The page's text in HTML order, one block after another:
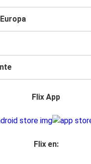
Flix App
Flix en: